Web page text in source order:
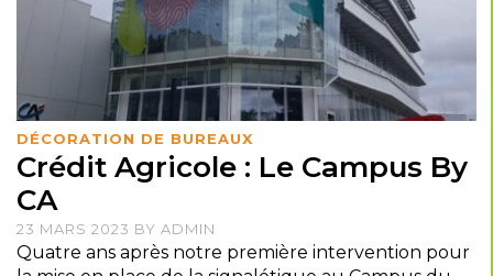
DÉCORATION DE BUREAUX
Crédit Agricole : Le Campus By
CA
23 MARS 2023 BY ADMIN
Quatre ans après notre première intervention pour